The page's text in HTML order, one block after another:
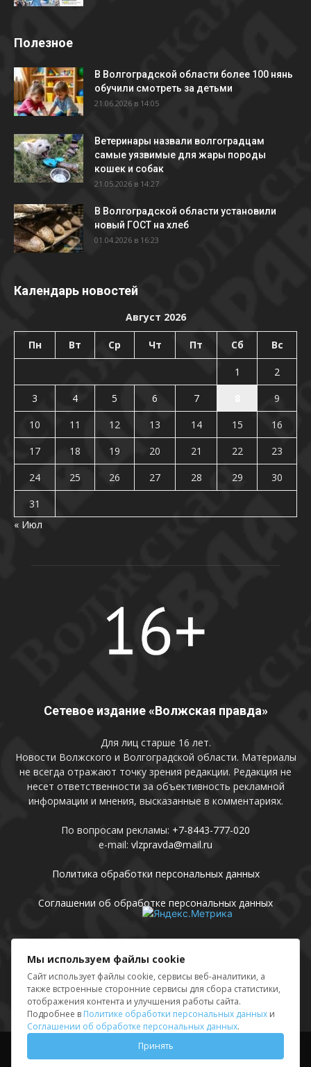
Полезное
В Волгоградской области более 100 нянь
обучили смотреть за детьми
21.06.2026 в 14:05
Ветеринары назвали волгоградцам
самые уязвимые для жары породы
кошек и собак
21.05.2026 в 14:27
В Волгоградской области установили
новый ГОСТ на хлеб
01.04.2026 в 16:23
Календарь новостей
Август 2026
Пн Вт Ср Чт Пт Сб Вс
1
2
3
4 5 6 7
9
10
11 12 13 14 15
16
17
18 19 20 21 22
23
24
25 26 27 28 29
30
31
« Июл
Сетевое издание «Волжская правда»
Для лиц старше 16 лет.
Новости Волжского и Волгоградской области. Материалы
не всегда отражают точку зрения редакции. Редакция не
несет ответственности за объективность рекламной
информации и мнения, высказанные в комментариях.
По вопросам рекламы: +7-8443-777-020
e-mail: vlzpravda@mail.ru
Политика обработки персональных данных
Соглашении об обработке персональных данных
Присоединяйтесь
Выходные данные
Мы используем файлы cookie
Сайт использует файлы cookie, сервисы веб-аналитики, а
также встроенные сторонние сервисы для сбора статистики,
отображения контента и улучшения работы сайта.
Подробнее в Политике обработки персональных данных и
Соглашении об обработке персональных данных.
Принять